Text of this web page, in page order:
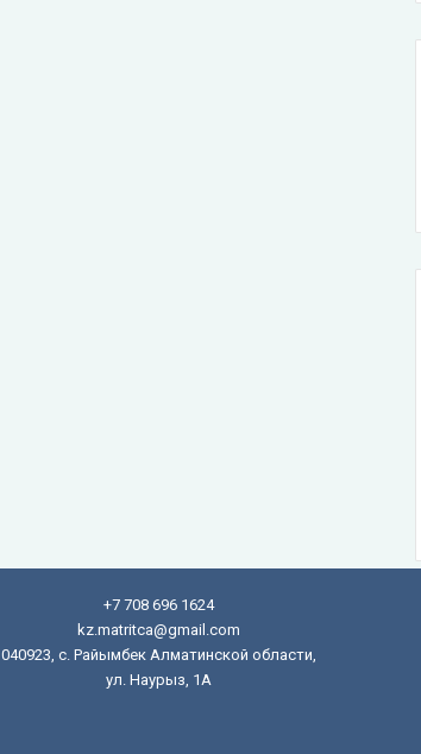
+7 708 696 1624
kz.matritca@gmail.com
040923, с. Райымбек Алматинской области,
ул. Наурыз, 1А